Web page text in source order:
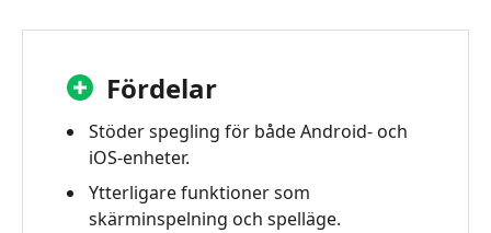
Fördelar
Stöder spegling för både Android- och
iOS-enheter.
Ytterligare funktioner som
skärminspelning och spelläge.